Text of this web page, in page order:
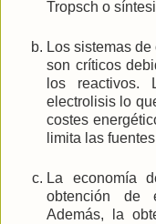
Tropsch o
Los sistemas
son críticos
los reactivos.
electrolisis lo
costes
limita las
La economía
obtención de
Además, la